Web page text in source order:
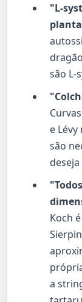
"L-
são L-
e
são
Koch
a